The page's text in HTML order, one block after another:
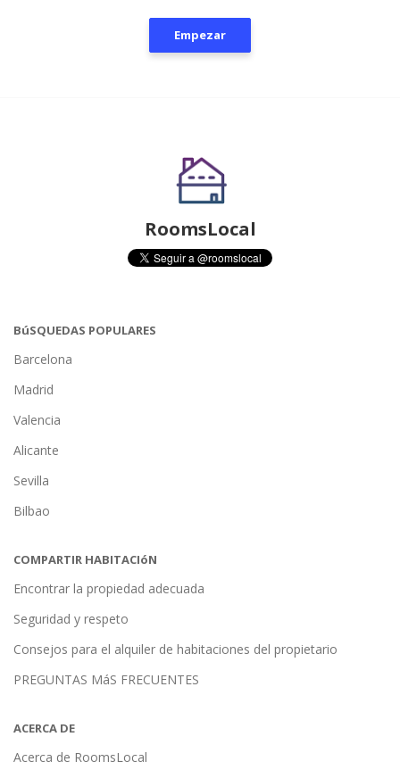
Empezar
RoomsLocal
BúSQUEDAS POPULARES
Barcelona
Madrid
Valencia
Alicante
Sevilla
Bilbao
COMPARTIR HABITACIóN
Encontrar la propiedad adecuada
Seguridad y respeto
Consejos para el alquiler de habitaciones del propietario
PREGUNTAS MáS FRECUENTES
ACERCA DE
Acerca de RoomsLocal